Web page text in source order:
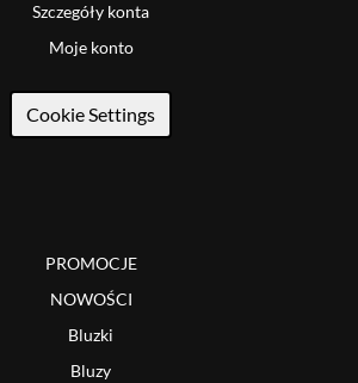
Szczegóły konta
Moje konto
Cookie Settings
PROMOCJE
NOWOŚCI
Bluzki
Bluzy